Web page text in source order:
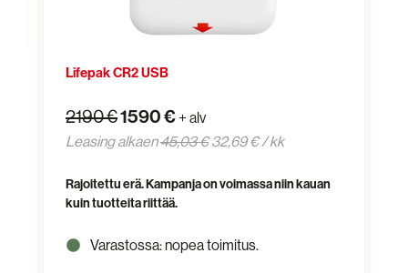
Lifepak CR2 USB
2190 €1590 €+ alv
Leasing alkaen45,03 €32,69 € / kk
Rajoitettu erä. Kampanja on voimassa niin kauan
kuin tuotteita riittää.
Varastossa: nopea toimitus.